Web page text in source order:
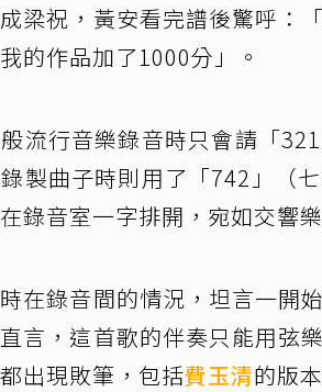
梁祝，黃安看完譜後驚呼：
的作品加了1000分」。
流行音樂錄音時只會請「
製曲子時則用了「742」（
錄音室一字排開，宛如交響
在錄音間的情況，坦言一開
言，這首歌的伴奏只能用弦
出現敗筆，包括費玉清的版